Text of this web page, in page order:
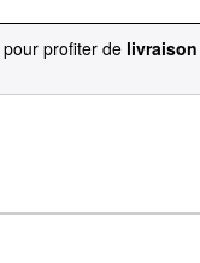
pour profiter de livraison